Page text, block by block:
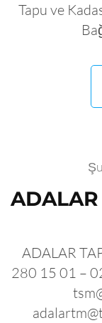
Tapu ve
ADALAR
280 15 01 –